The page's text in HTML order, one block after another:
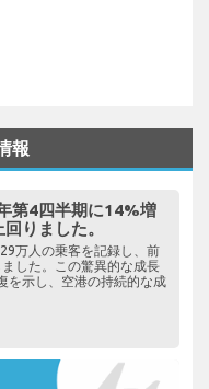
報
第4四半期に14%増
りました。
万人の乗客を記録し、前
した。この驚異的な成長
を示し、空港の持続的な成